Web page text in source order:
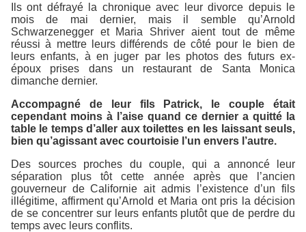
Ils ont défrayé la chronique avec leur divorce depuis le
mois de mai dernier, mais il semble qu’Arnold
Schwarzenegger et Maria Shriver aient tout de même
réussi à mettre leurs différends de côté pour le bien de
leurs enfants, à en juger par les photos des futurs ex-
époux prises dans un restaurant de Santa Monica
dimanche dernier.
Accompagné de leur fils Patrick, le couple était
cependant moins à l’aise quand ce dernier a quitté la
table le temps d’aller aux toilettes en les laissant seuls,
bien qu’agissant avec courtoisie l’un envers l’autre.
Des sources proches du couple, qui a annoncé leur
séparation plus tôt cette année après que l’ancien
gouverneur de Californie ait admis l’existence d’un fils
illégitime, affirment qu’Arnold et Maria ont pris la décision
de se concentrer sur leurs enfants plutôt que de perdre du
temps avec leurs conflits.